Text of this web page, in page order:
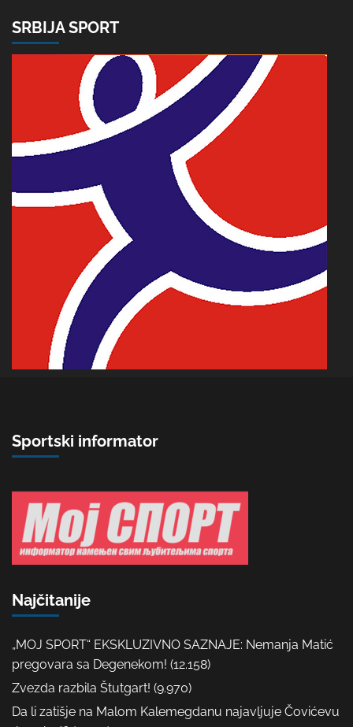
SRBIJA SPORT
Sportski informator
Najčitanije
„MOJ SPORT“ EKSKLUZIVNO SAZNAJE: Nemanja Matić
pregovara sa Degenekom! (12.158)
Zvezda razbila Štutgart! (9.970)
Da li zatišje na Malom Kalemegdanu najavljuje Čovićevu